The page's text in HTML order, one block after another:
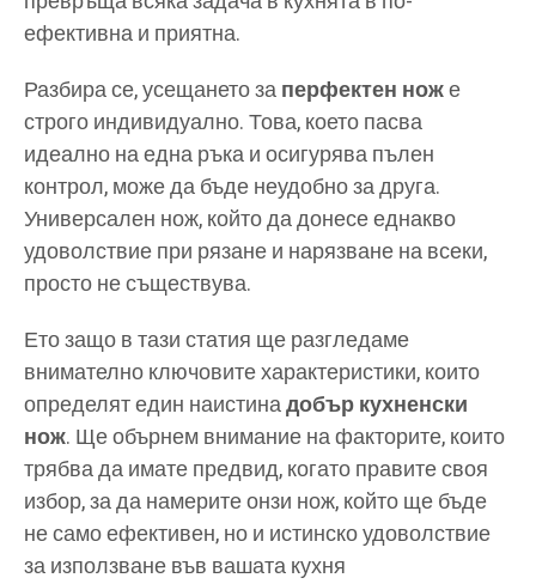
ефективна и приятна.
Разбира се, усещането заперфектен ноже
строго индивидуално. Това, което пасва
идеално на една ръка и осигурява пълен
контрол, може да бъде неудобно за друга.
Универсален нож, който да донесе еднакво
удоволствие при рязане и нарязване на всеки,
просто не съществува.
Ето защо в тази статия ще разгледаме
внимателно ключовите характеристики, които
определят един наистинадобър кухненски
нож. Ще обърнем внимание на факторите, които
трябва да имате предвид, когато правите своя
избор, за да намерите онзи нож, който ще бъде
не само ефективен, но и истинско удоволствие
за използване във вашата кухня